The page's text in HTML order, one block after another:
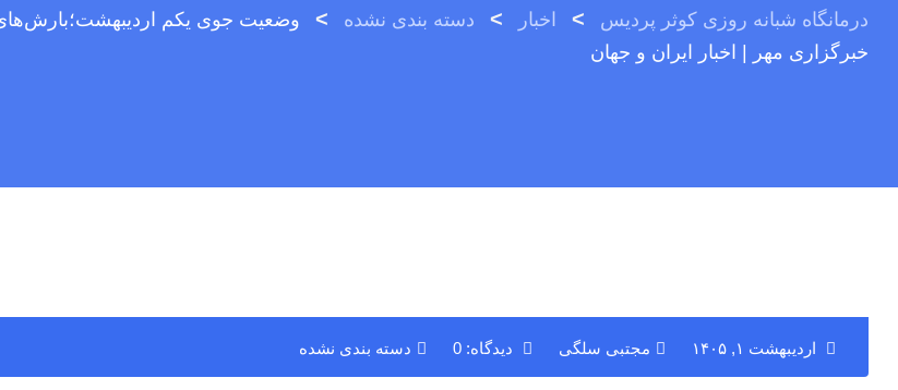
درمانگاه شبانه روزی کوثر پردیس > اخبار > دسته بندی نشده >
خبرگزاری مهر | اخبار ایران و جهان
اردیبهشت ۱, ۱۴۰۵ مجتبی سلگی دیدگاه: 0 دسته بندی نشده